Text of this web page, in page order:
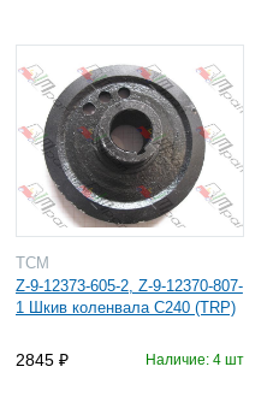
TCM
Z-9-12373-605-2, Z-9-12370-807-
1 Шкив коленвала C240 (TRP)
2845 Наличие: 4 шт